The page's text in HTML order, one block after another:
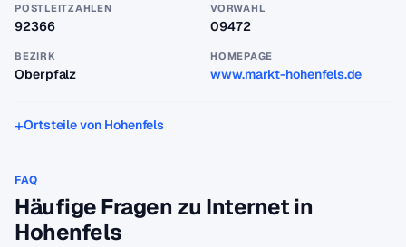
POSTLEITZAHLEN
92366
VORWAHL
09472
BEZIRK
Oberpfalz
HOMEPAGE
www.markt-hohenfels.de
Ortsteile von Hohenfels
FAQ
Häufige Fragen zu Internet in
Hohenfels